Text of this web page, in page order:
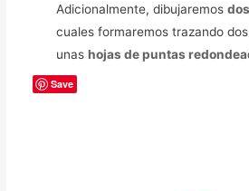
Adicionalmente, dibujaremos
cuales formaremos trazando
unashojas de puntas
Save